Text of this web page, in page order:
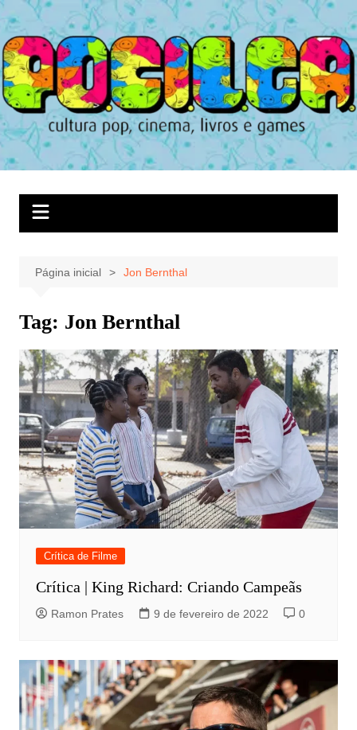
Ir
para
o
conteúdo
Página inicial Jon Bernthal
Tag: Jon Bernthal
Crítica de Filme
Crítica | King Richard: Criando Campeãs
Ramon Prates 9 de fevereiro de 2022 0